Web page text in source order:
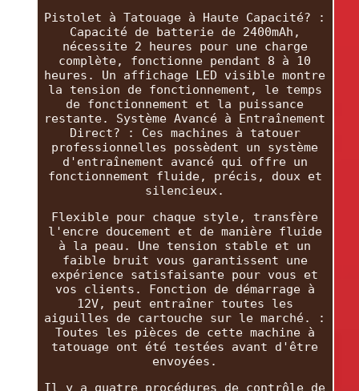
Pistolet à Tatouage à Haute Capacité? :
Capacité de batterie de 2400mAh,
nécessite 2 heures pour une charge
complète, fonctionne pendant 8 à 10
heures. Un affichage LED visible montre
la tension de fonctionnement, le temps
de fonctionnement et la puissance
restante. Système Avancé à Entraînement
Direct? : Ces machines à tatouer
professionnelles possèdent un système
d'entraînement avancé qui offre un
fonctionnement fluide, précis, doux et
silencieux.
Flexible pour chaque style, transfère
l'encre doucement et de manière fluide
à la peau. Une tension stable et un
faible bruit vous garantissent une
expérience satisfaisante pour vous et
vos clients. Fonction de démarrage à
12V, peut entraîner toutes les
aiguilles de cartouche sur le marché. :
Toutes les pièces de cette machine à
tatouage ont été testées avant d'être
envoyées.
Il y a quatre procédures de contrôle de